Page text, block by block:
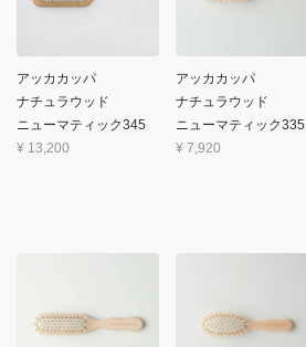
アッカカッパ
ナチュラウッド
ニューマティック345
¥ 13,200
アッカカッパ
ナチュラウッド
ニューマティック335
¥ 7,920